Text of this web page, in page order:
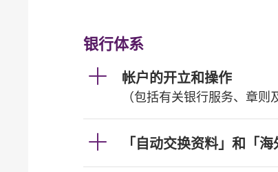
银行体系
帐户的开立和操作
（包括有关银行服务、章则
「自动交换资料」和「